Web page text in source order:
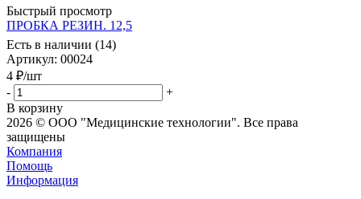
Быстрый просмотр
ПРОБКА РЕЗИН. 12,5
Есть в наличии (14)
Артикул: 00024
4 ₽/шт
-
+
В корзину
2026 © ООО "Медицинские технологии". Все права
защищены
Компания
Помощь
Информация